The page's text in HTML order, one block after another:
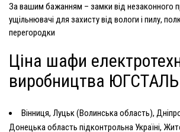
За вашим бажанням – замки від незаконного
ущільнювачі для захисту від вологи і пилу,
перегородки
Ціна шафи
виробництва ЮГСТАЛЬ
Вінниця, Луцьк (Волинська область),
Донецька область підконтрольна Україні,